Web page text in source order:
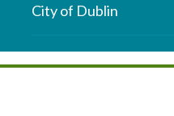
City of Dublin